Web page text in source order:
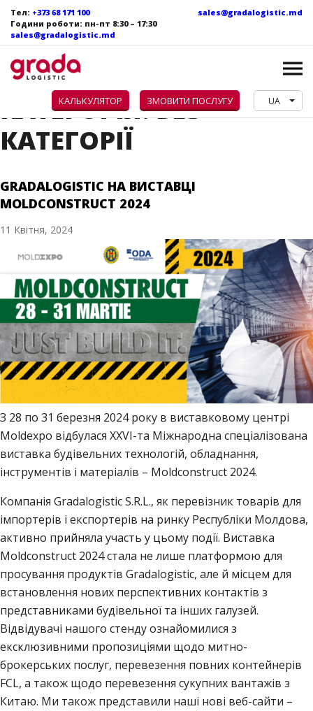
Тел: +373 68 171 100
Години роботи: пн-пт 8:30 – 17:30
sales@gradalogistic.md
sales@gradalogistic.md
КАЛЬКУЛЯТОР ЗМОВИТИ ПОСЛУГУ UA
КАТЕГОРІЯ:БЕЗ
КАТЕГОРІЇ
GRADALOGISTIC НА ВИСТАВЦІ
MOLDCONSTRUCT 2024
11 Квітня, 2024
З 28 по 31 березня 2024 року в виставковому центрі
Moldexpo відбулася XXVI-та Міжнародна спеціалізована
виставка будівельних технологій, обладнання,
інструментів і матеріалів – Moldconstruct 2024.
Компанія Gradalogistic S.R.L., як перевізник товарів для
імпортерів і експортерів на ринку Республіки Молдова,
активно прийняла участь у цьому події. Виставка
Moldconstruct 2024 стала не лише платформою для
просування продуктів Gradalogistic, але й місцем для
встановлення нових перспективних контактів з
представниками будівельної та інших галузей.
Відвідувачі нашого стенду ознайомилися з
ексклюзивними пропозиціями щодо митно-
брокерських послуг, перевезення повних контейнерів
FCL, а також щодо перевезення сукупних вантажів з
Китаю. Ми також представили наші нові веб-сайти –